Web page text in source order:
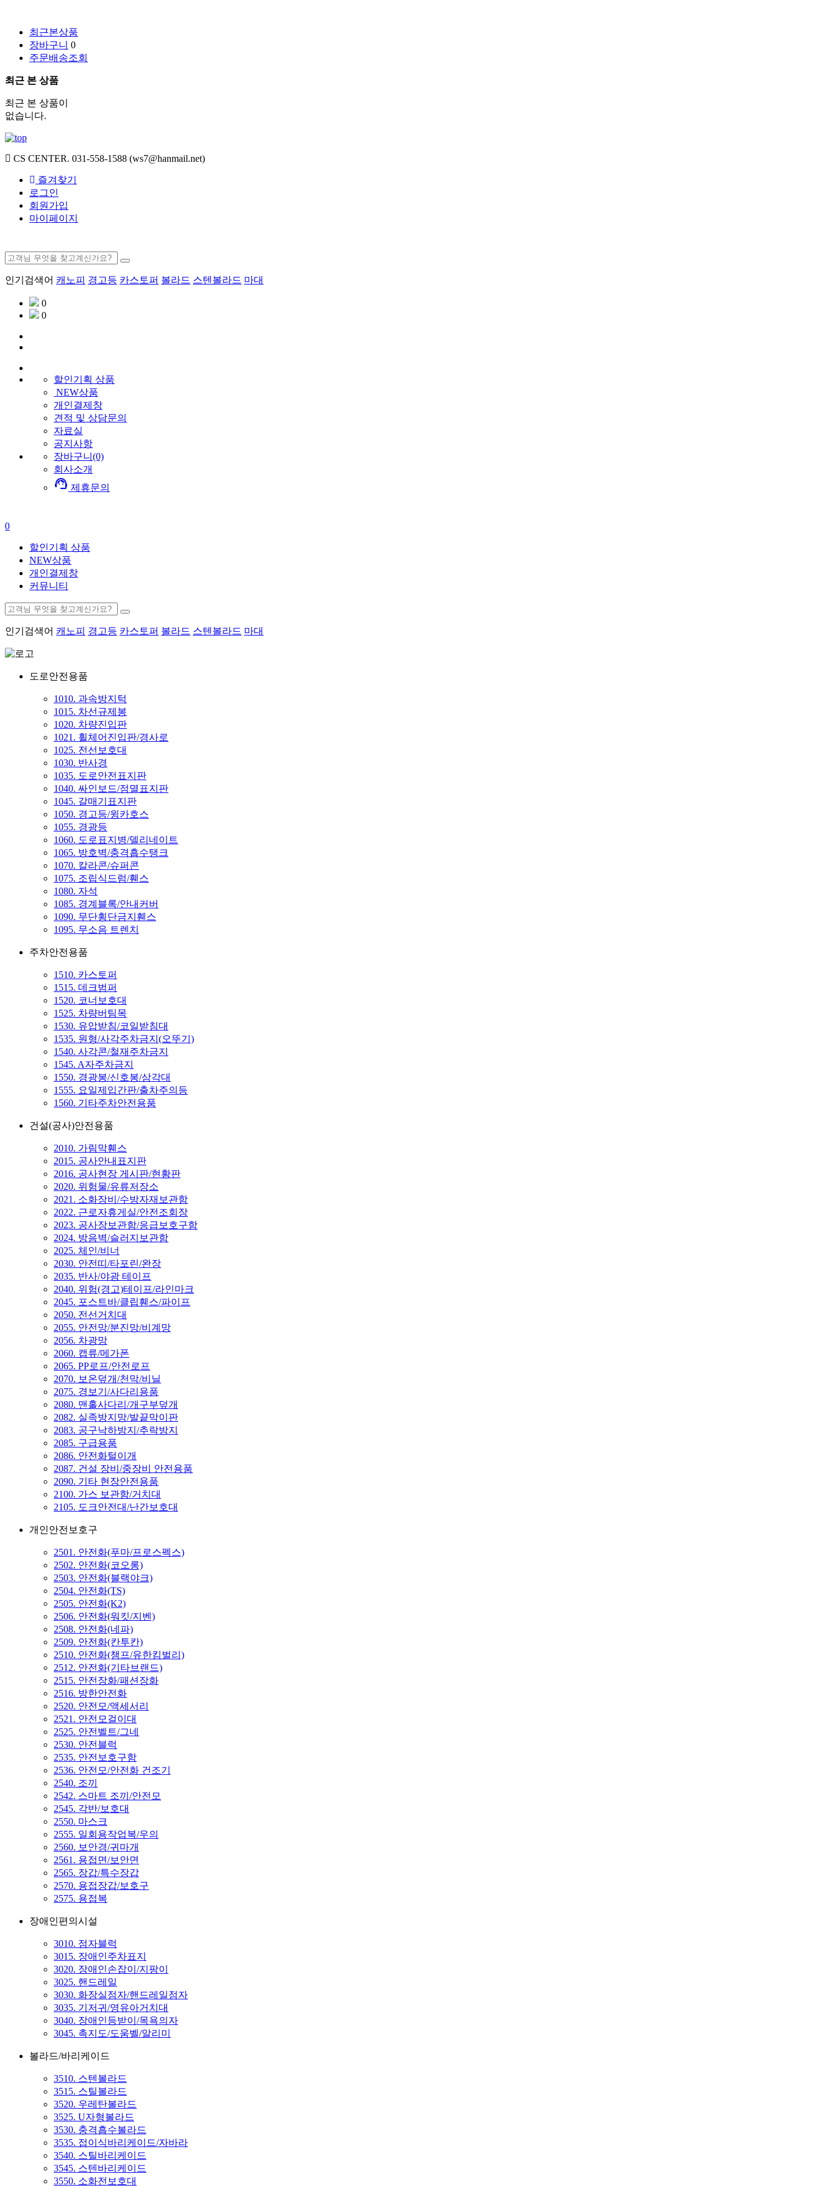
최근본상품
장바구니 0
주문배송조회
최근 본 상품
최근 본 상품이
없습니다.
CS CENTER. 031-558-1588 (ws7@hanmail.net)
즐겨찾기
로그인
회원가입
마이페이지
인기검색어 캐노피 경고등 카스토퍼 볼라드 스텐볼라드 마대
0
0
할인기획 상품
NEW상품
개인결제창
견적 및 상담문의
자료실
공지사항
장바구니(0)
회사소개
support_agent 제휴문의
0
할인기획 상품
NEW상품
개인결제창
커뮤니티
인기검색어 캐노피 경고등 카스토퍼 볼라드 스텐볼라드 마대
도로안전용품
1010. 과속방지턱
1015. 차선규제봉
1020. 차량진입판
1021. 휠체어진입판/경사로
1025. 전선보호대
1030. 반사경
1035. 도로안전표지판
1040. 싸인보드/점멸표지판
1045. 갈매기표지판
1050. 경고등/윙카호스
1055. 경광등
1060. 도로표지병/델리네이트
1065. 방호벽/충격흡수탱크
1070. 칼라콘/슈퍼콘
1075. 조립식드럼/휀스
1080. 자석
1085. 경계블록/안내커버
1090. 무단횡단금지휀스
1095. 무소음 트렌치
주차안전용품
1510. 카스토퍼
1515. 데크범퍼
1520. 코너보호대
1525. 차량버팀목
1530. 유압받침/코일받침대
1535. 원형/사각주차금지(오뚜기)
1540. 사각콘/철재주차금지
1545. A자주차금지
1550. 경광봉/신호봉/삼각대
1555. 요일제입간판/출차주의등
1560. 기타주차안전용품
건설(공사)안전용품
2010. 가림막휀스
2015. 공사안내표지판
2016. 공사현장 게시판/현황판
2020. 위험물/유류저장소
2021. 소화장비/수방자재보관함
2022. 근로자휴게실/안전조회장
2023. 공사장보관함/응급보호구함
2024. 방음벽/슬러지보관함
2025. 체인/비너
2030. 안전띠/타포린/완장
2035. 반사/야광 테이프
2040. 위험(경고)테이프/라인마크
2045. 포스트바/클립휀스/파이프
2050. 전선거치대
2055. 안전망/분진망/비계망
2056. 차광망
2060. 캡류/메가폰
2065. PP로프/안전로프
2070. 보온덮개/천막/비닐
2075. 경보기/사다리용품
2080. 맨홀사다리/개구부덮개
2082. 실족방지망/발끝막이판
2083. 공구낙하방지/추락방지
2085. 구급용품
2086. 안전화털이개
2087. 건설 장비/중장비 안전용품
2090. 기타 현장안전용품
2100. 가스 보관함/거치대
2105. 도크안전대/난간보호대
개인안전보호구
2501. 안전화(푸마/프로스펙스)
2502. 안전화(코오롱)
2503. 안전화(블랙야크)
2504. 안전화(TS)
2505. 안전화(K2)
2506. 안전화(워킷/지벤)
2508. 안전화(네파)
2509. 안전화(칸투칸)
2510. 안전화(챔프/유한킴벌리)
2512. 안전화(기타브랜드)
2515. 안전장화/패션장화
2516. 방한안전화
2520. 안전모/액세서리
2521. 안전모걸이대
2525. 안전벨트/그네
2530. 안전블럭
2535. 안전보호구함
2536. 안전모/안전화 건조기
2540. 조끼
2542. 스마트 조끼/안전모
2545. 각반/보호대
2550. 마스크
2555. 일회용작업복/우의
2560. 보안경/귀마개
2561. 용접면/보안면
2565. 장갑/특수장갑
2570. 용접장갑/보호구
2575. 용접복
장애인편의시설
3010. 점자블럭
3015. 장애인주차표지
3020. 장애인손잡이/지팡이
3025. 핸드레일
3030. 화장실점자/핸드레일점자
3035. 기저귀/영유아거치대
3040. 장애인등받이/목욕의자
3045. 촉지도/도움벨/알리미
볼라드/바리케이드
3510. 스텐볼라드
3515. 스틸볼라드
3520. 우레탄볼라드
3525. U자형볼라드
3530. 충격흡수볼라드
3535. 접이식바리케이드/자바라
3540. 스틸바리케이드
3545. 스텐바리케이드
3550. 소화전보호대